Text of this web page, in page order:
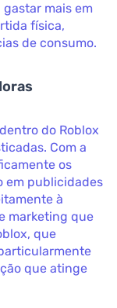
mais em
física,
de consumo.
dentro do Roblox
Com a
os
em publicidades
à
marketing que
que
que atinge